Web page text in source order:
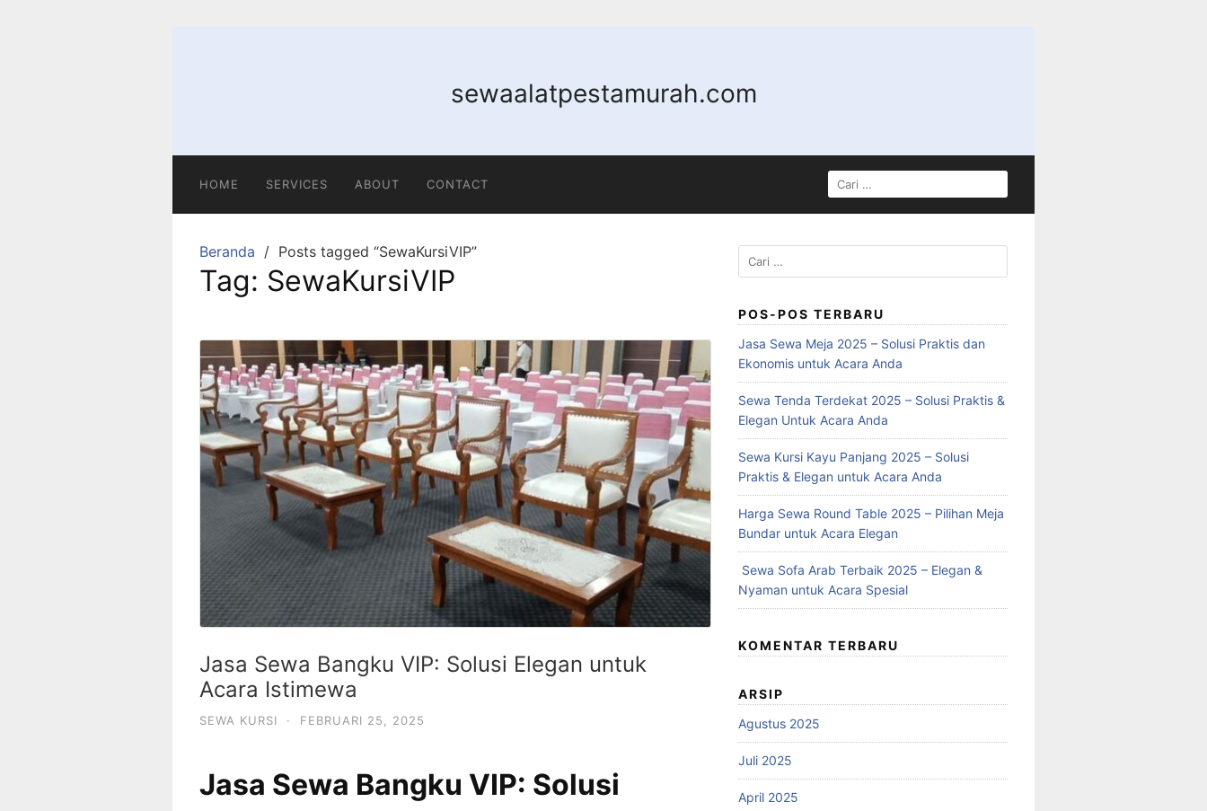
sewaalatpestamurah.com
HOME SERVICES ABOUT CONTACT
Beranda Posts tagged “SewaKursiVIP”
Tag: SewaKursiVIP
Jasa Sewa Bangku VIP: Solusi Elegan untuk
Acara Istimewa
SEWA KURSI · FEBRUARI 25, 2025
Jasa Sewa Bangku VIP: Solusi
POS-POS TERBARU
Jasa Sewa Meja 2025 – Solusi Praktis dan
Ekonomis untuk Acara Anda
Sewa Tenda Terdekat 2025 – Solusi Praktis &
Elegan Untuk Acara Anda
Sewa Kursi Kayu Panjang 2025 – Solusi
Praktis & Elegan untuk Acara Anda
Harga Sewa Round Table 2025 – Pilihan Meja
Bundar untuk Acara Elegan
Sewa Sofa Arab Terbaik 2025 – Elegan &
Nyaman untuk Acara Spesial
KOMENTAR TERBARU
ARSIP
Agustus 2025
Juli 2025
April 2025